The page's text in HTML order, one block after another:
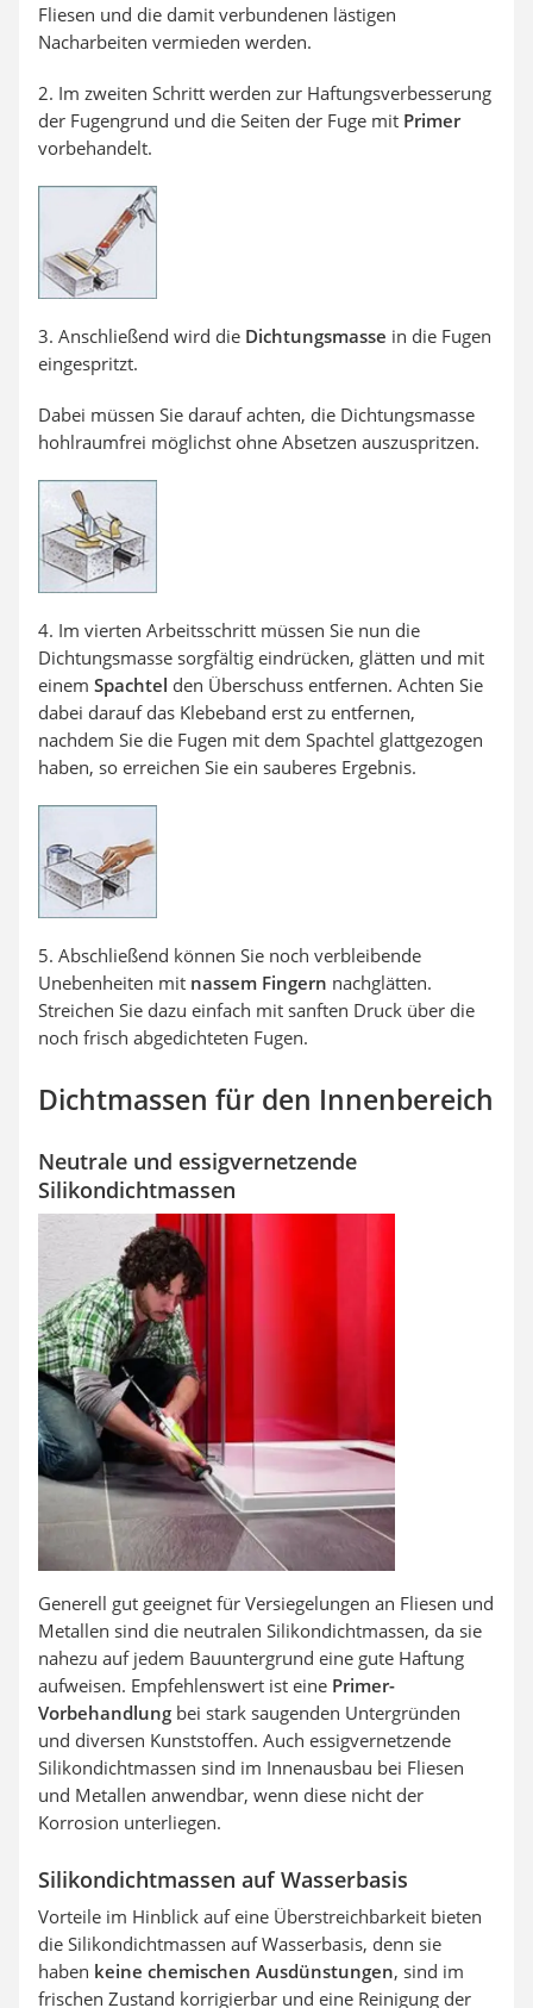
Fliesen und die damit verbundenen lästigen
Nacharbeiten vermieden werden.
2. Im zweiten Schritt werden zur Haftungsverbesserung
der Fugengrund und die Seiten der Fuge mit Primer
vorbehandelt.
3. Anschließend wird die Dichtungsmasse in die Fugen
eingespritzt.
Dabei müssen Sie darauf achten, die Dichtungsmasse
hohlraumfrei möglichst ohne Absetzen auszuspritzen.
4. Im vierten Arbeitsschritt müssen Sie nun die
Dichtungsmasse sorgfältig eindrücken, glätten und mit
einem Spachtel den Überschuss entfernen. Achten Sie
dabei darauf das Klebeband erst zu entfernen,
nachdem Sie die Fugen mit dem Spachtel glattgezogen
haben, so erreichen Sie ein sauberes Ergebnis.
5. Abschließend können Sie noch verbleibende
Unebenheiten mit nassem Fingern nachglätten.
Streichen Sie dazu einfach mit sanften Druck über die
noch frisch abgedichteten Fugen.
Dichtmassen für den Innenbereich
Neutrale und essigvernetzende
Silikondichtmassen
Generell gut geeignet für Versiegelungen an Fliesen und
Metallen sind die neutralen Silikondichtmassen, da sie
nahezu auf jedem Bauuntergrund eine gute Haftung
aufweisen. Empfehlenswert ist eine Primer-
Vorbehandlung bei stark saugenden Untergründen
und diversen Kunststoffen. Auch essigvernetzende
Silikondichtmassen sind im Innenausbau bei Fliesen
und Metallen anwendbar, wenn diese nicht der
Korrosion unterliegen.
Silikondichtmassen auf Wasserbasis
Vorteile im Hinblick auf eine Überstreichbarkeit bieten
die Silikondichtmassen auf Wasserbasis, denn sie
haben keine chemischen Ausdünstungen, sind im
frischen Zustand korrigierbar und eine Reinigung der